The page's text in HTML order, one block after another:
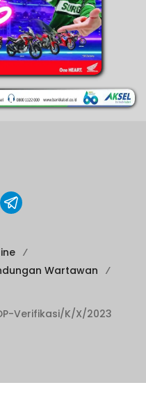
Wartawan
Verifikasi/K/X/2023